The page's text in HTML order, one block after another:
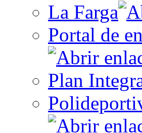
La Farga
Portal de
Plan